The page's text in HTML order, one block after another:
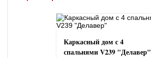
Каркасный дом с 4
спальнями V239 "Делавер"